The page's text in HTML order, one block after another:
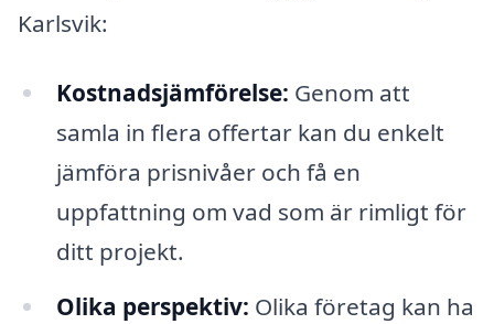
Karlsvik:
Kostnadsjämförelse: Genom att
samla in flera offertar kan du enkelt
jämföra prisnivåer och få en
uppfattning om vad som är rimligt för
ditt projekt.
Olika perspektiv: Olika företag kan ha